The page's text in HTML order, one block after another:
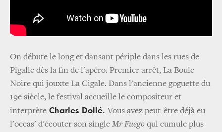
On débute le long et dansant périple dans les rues de
Pigalle dès la fin de l'apéro. Premier arrêt, La Boule
Noire qui jouxte La Cigale. Dans l'ancienne goguette du
19e siècle, le festival accueille le compositeur et
interprète Charles Dollé.Vous avez peut-être déjà eu
l'occas' d'écouter son single Mr Fuego qui cumule plus